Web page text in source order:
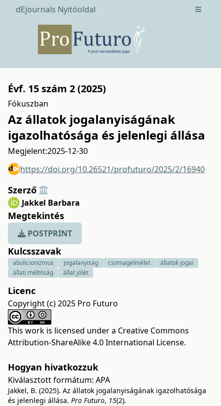
dEjournals Nyitóoldal Open
Évf. 15 szám 2 (2025)
Fókuszban
Az állatok jogalanyiságának
igazolhatósága és jelenlegi állása
Megjelent:2025-12-30
https://doi.org/10.26521/profuturo/2025/2/16940
Szerző
Jakkel Barbara
Megtekintés
POSTPRINT
Kulcsszavak
abolicionizmus jogalanyiság csomagelmélet
állatok jogai
állati méltóság
állat jólét
Licenc
Copyright (c) 2025 Pro Futuro
This work is licensed under a Creative Commons
Attribution-ShareAlike 4.0 International License.
Hogyan hivatkozzuk
Kiválasztott formátum: APA
Jakkel, B. (2025). Az állatok jogalanyiságának igazolhatósága
és jelenlegi állása. Pro Futuro, 15(2).